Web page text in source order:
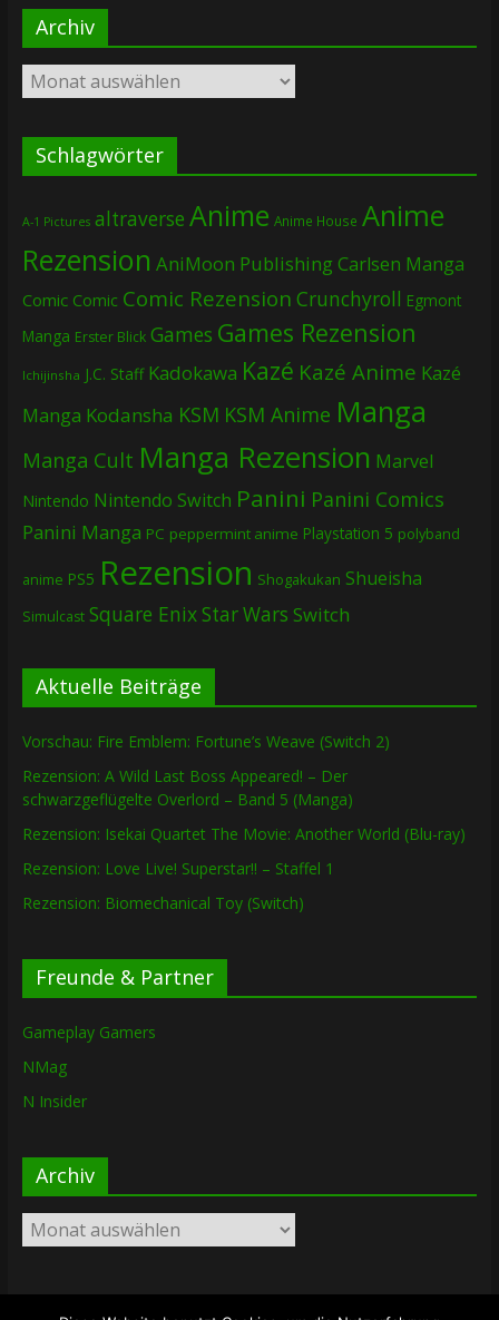
Archiv
Archiv
Schlagwörter
A-1 Pictures altraverse Anime Anime House Anime
Rezension AniMoon PublishingCarlsen Manga
Comic Comic Comic Rezension Crunchyroll Egmont
Manga Erster Blick Games Games Rezension
Ichijinsha J.C. Staff Kadokawa Kazé Kazé Anime Kazé
Manga Kodansha KSM KSM Anime Manga
Manga Cult Manga Rezension Marvel
Nintendo Nintendo Switch Panini Panini Comics
Panini Manga PC peppermint anime Playstation 5 polyband
anime PS5 Rezension Shogakukan Shueisha
Simulcast Square EnixStar Wars Switch
Aktuelle Beiträge
Vorschau: Fire Emblem: Fortune’s Weave (Switch 2)
Rezension: A Wild Last Boss Appeared! – Der
schwarzgeflügelte Overlord – Band 5 (Manga)
Rezension: Isekai Quartet The Movie: Another World (Blu-ray)
Rezension: Love Live! Superstar!! – Staffel 1
Rezension: Biomechanical Toy (Switch)
Freunde & Partner
Gameplay Gamers
NMag
N Insider
Archiv
Archiv